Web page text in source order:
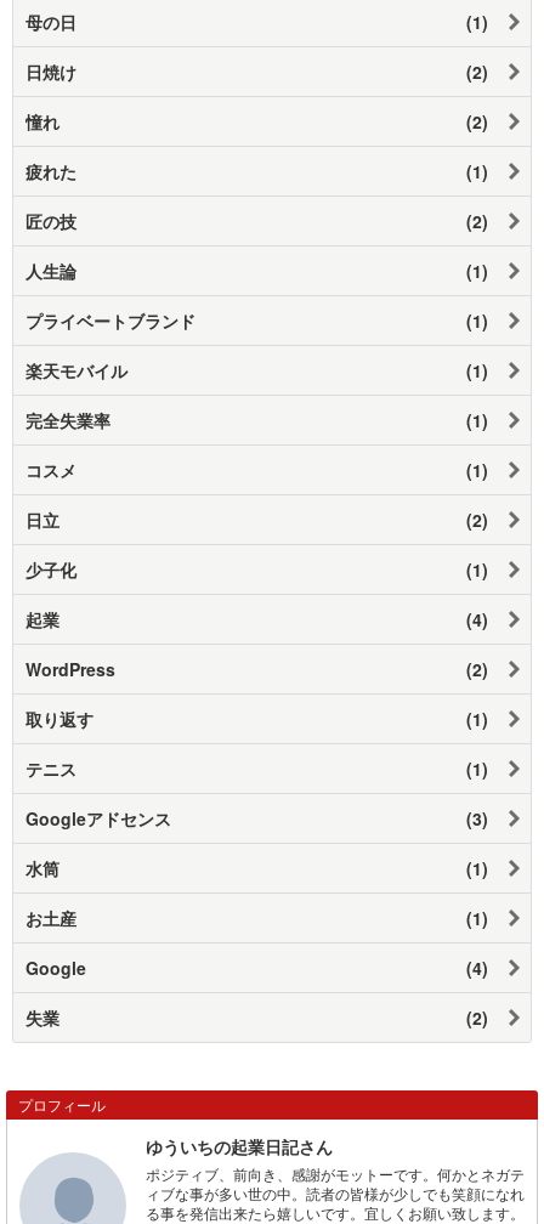
母の日 (1)
日焼け (2)
憧れ (2)
疲れた (1)
匠の技 (2)
人生論 (1)
プライベートブランド (1)
楽天モバイル (1)
完全失業率 (1)
コスメ (1)
日立 (2)
少子化 (1)
起業 (4)
WordPress (2)
取り返す (1)
テニス (1)
Googleアドセンス (3)
水筒 (1)
お土産 (1)
Google (4)
失業 (2)
プロフィール
ゆういちの起業日記さん
ポジティブ、前向き、感謝がモットーです。何かとネガテ
ィブな事が多い世の中。読者の皆様が少しでも笑顔になれ
る事を発信出来たら嬉しいです。宜しくお願い致します。